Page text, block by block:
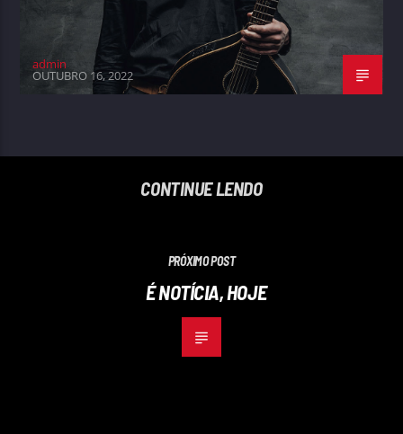
admin
OUTUBRO 16, 2022
CONTINUE LENDO
PRÓXIMO POST
É NOTÍCIA, HOJE